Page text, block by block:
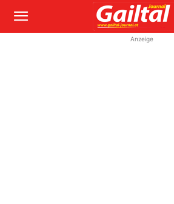
Anzeige